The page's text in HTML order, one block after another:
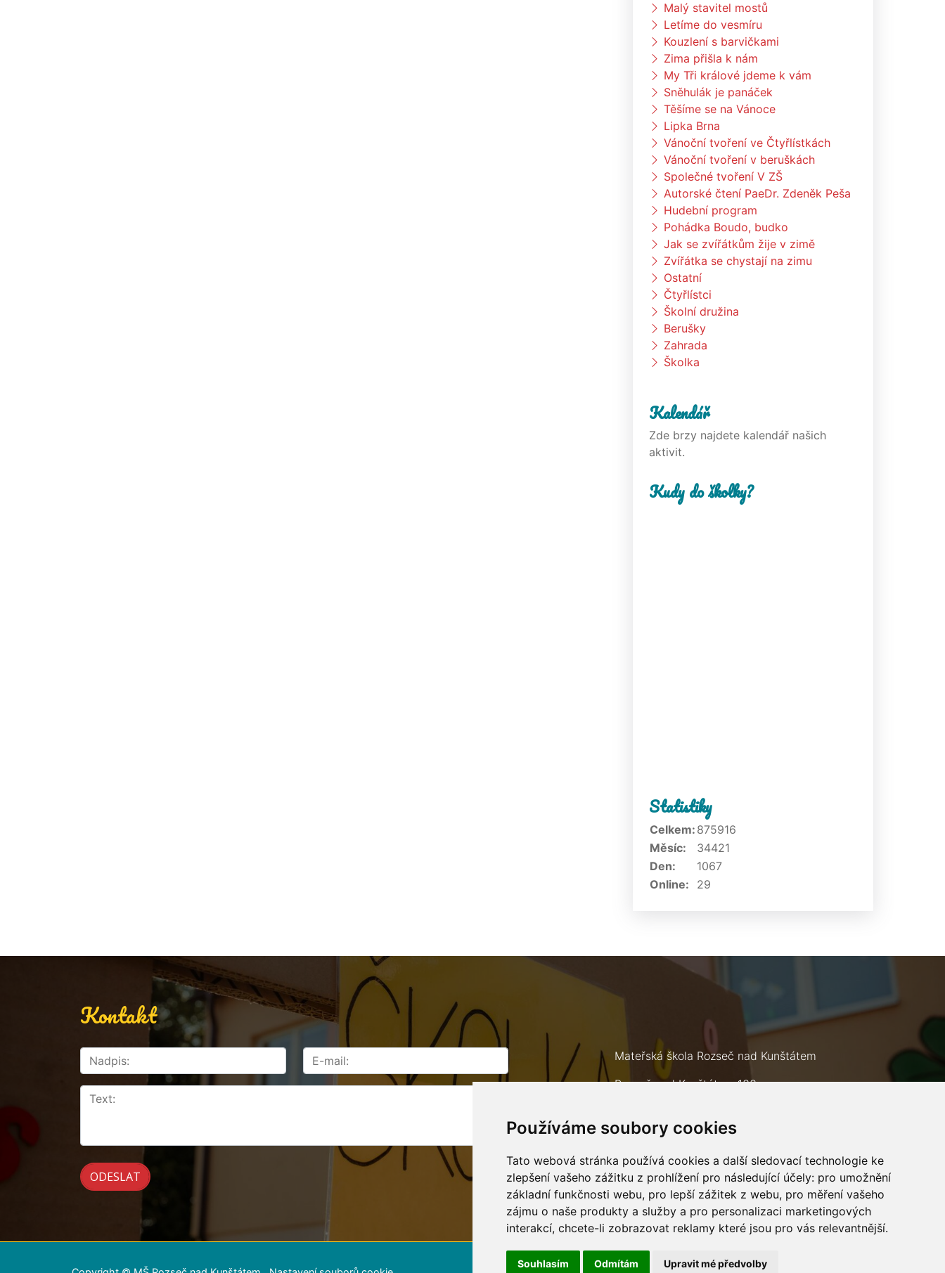
Používáme soubory cookies
Tato webová stránka používá cookies a další sledovací technologie ke
zlepšení vašeho zážitku z prohlížení pro následující účely: pro umožnění
základní funkčnosti webu, pro lepší zážitek z webu, pro měření vašeho
zájmu o naše produkty a služby a pro personalizaci marketingových
interakcí, chcete-li zobrazovat reklamy které jsou pro vás relevantnější.
Souhlasím Odmítám Upravit mé předvolby
Malý stavitel mostů
Letíme do vesmíru
Kouzlení s barvičkami
Zima přišla k nám
My Tři králové jdeme k vám
Sněhulák je panáček
Těšíme se na Vánoce
Lipka Brna
Vánoční tvoření ve Čtyřlístkách
Vánoční tvoření v beruškách
Společné tvoření V ZŠ
Autorské čtení PaeDr. Zdeněk Peša
Hudební program
Pohádka Boudo, budko
Jak se zvířátkům žije v zimě
Zvířátka se chystají na zimu
Ostatní
Čtyřlístci
Školní družina
Berušky
Zahrada
Školka
Kalendář
Zde brzy najdete kalendář našich
aktivit.
Kudy do školky?
Statistiky
Online: 29
Celkem: 875916
Měsíc:
34421
Den:
1067
Kontakt
Mateřská škola Rozseč nad Kunštátem
Rozseč nad Kunštátem 133
Telefon: +420 602 693 226
E-mail:msrozsec@seznam.cz